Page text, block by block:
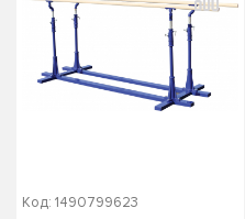
Код: 1490799623